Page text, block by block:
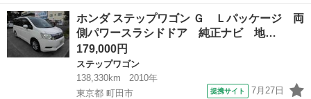
ー名： ホンダ ■ 車種名： ステップワゴンスパーダ ■ グレード
名： スパーダ・クールスピリットホンダセンシング 禁煙車 ９イ
ンチナビ...
埼玉 越谷市 ステップワゴン
ホンダ ステップワゴン Ｇ Ｌパッケージ 両
側パワースラシドドア 純正ナビ 地…
179,000円
ステップワゴン
138,330km
2010年
東京都 町田市
提携サイト 7月27日